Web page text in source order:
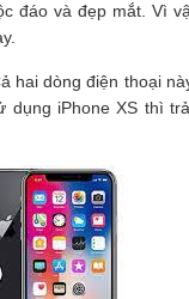
đáo và đẹp mắt. Vì
hai dòng điện thoại
iPhone XS thì